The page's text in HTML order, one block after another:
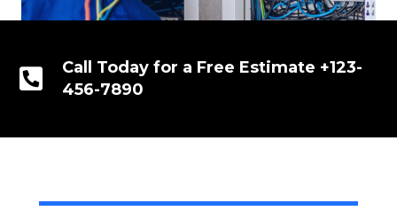
Call Today for a Free Estimate +123-
456-7890